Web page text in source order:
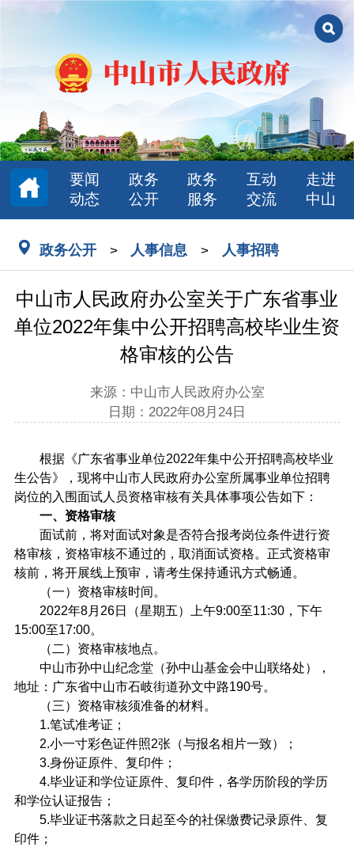
要闻
动态
政务
公开
政务
服务
互动
交流
走进
中山
政务公开 > 人事信息 > 人事招聘
中山市人民政府办公室关于广东省事业
单位2022年集中公开招聘高校毕业生资
格审核的公告
来源：中山市人民政府办公室
日期：2022年08月24日
根据《广东省事业单位2022年集中公开招聘高校毕业
生公告》，现将中山市人民政府办公室所属事业单位招聘
岗位的入围面试人员资格审核有关具体事项公告如下：
一、资格审核
面试前，将对面试对象是否符合报考岗位条件进行资
格审核，资格审核不通过的，取消面试资格。正式资格审
核前，将开展线上预审，请考生保持通讯方式畅通。
（一）资格审核时间。
2022年8月26日（星期五）上午9:00至11:30，下午
15:00至17:00。
（二）资格审核地点。
中山市孙中山纪念堂（孙中山基金会中山联络处），
地址：广东省中山市石岐街道孙文中路190号。
（三）资格审核须准备的材料。
1.笔试准考证；
2.小一寸彩色证件照2张（与报名相片一致）；
3.身份证原件、复印件；
4.毕业证和学位证原件、复印件，各学历阶段的学历
和学位认证报告；
5.毕业证书落款之日起至今的社保缴费记录原件、复
印件；